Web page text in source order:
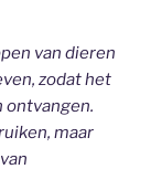
van dieren
zodat het
ontvangen.
maar